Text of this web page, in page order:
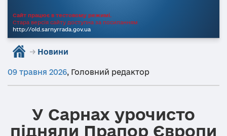
Сайт працює в тестовому режимі.
Стара версія сайту доступна за посиланням
http://old.sarnyrrada.gov.ua
→ Новини
09 травня 2026, Головний редактор
У Сарнах урочисто
підняли Прапор Європи